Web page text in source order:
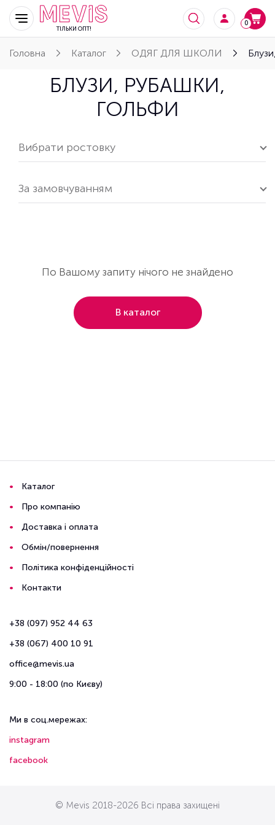
ТІЛЬКИ ОПТ!
0
Головна Каталог ОДЯГ ДЛЯ ШКОЛИ
БЛУЗИ, РУБАШКИ,
ГОЛЬФИ
Вибрати ростовку
За замовчуванням
По Вашому запиту нічого не знайдено
В каталог
Каталог
Про компанію
Доставка і оплата
Обмін/повернення
Політика конфіденційності
Контакти
+38 (097) 952 44 63
+38 (067) 400 10 91
office@mevis.ua
9:00 - 18:00 (по Києву)
Ми в соц.мережах:
instagram
facebook
© Mevis 2018-2026 Всі права захищені